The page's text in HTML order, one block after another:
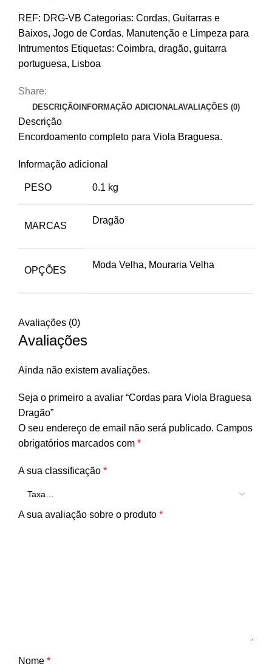
Viola
Braguesa
Dragão
REF: DRG-VB Categorias: Cordas, Guitarras e
Baixos, Jogo de Cordas, Manutenção e Limpeza para
Intrumentos Etiquetas: Coimbra, dragão, guitarra
portuguesa, Lisboa
Share:
DESCRIÇÃOINFORMAÇÃO ADICIONALAVALIAÇÕES (0)
Descrição
Encordoamento completo para Viola Braguesa.
Informação adicional
PESO 0.1 kg
MARCAS
Dragão
OPÇÕES
Moda Velha, Mouraria Velha
Avaliações (0)
Avaliações
Ainda não existem avaliações.
Seja o primeiro a avaliar “Cordas para Viola Braguesa
Dragão”
O seu endereço de email não será publicado. Campos
obrigatórios marcados com *
A sua classificação *
A sua avaliação sobre o produto *
Nome *